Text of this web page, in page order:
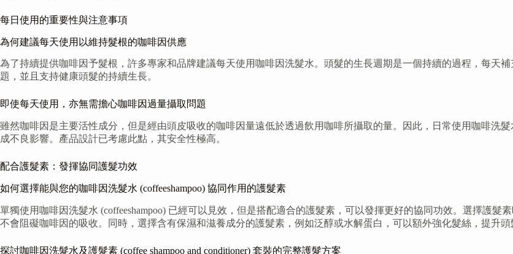
每日使用的重要性與注意事項
為何建議每天使用以維持髮根的咖啡因供應
為了持續提供咖啡因予髮根，許多專家和品牌建議每天使用咖啡因洗髮水。頭髮的生長週期是一個持續的過程，每天
題，並且支持健康頭髮的持續生長。
即使每天使用，亦無需擔心咖啡因過量攝取問題
雖然咖啡因是主要活性成分，但是經由頭皮吸收的咖啡因量遠低於透過飲用咖啡所攝取的量。因此，日常使用咖啡洗
成不良影響。產品設計已考慮此點，其安全性極高。
配合護髮素：發揮協同護髮功效
如何選擇能與您的咖啡因洗髮水 (coffeeshampoo) 協同作用的護髮素
單獨使用咖啡因洗髮水 (coffeeshampoo) 已經可以見效，但是搭配適合的護髮素，可以發揮更好的協同功效。選擇護
不會阻礙咖啡因的吸收。同時，選擇含有保濕和滋養成分的護髮素，例如泛醇或水解蛋白，可以額外強化髮絲，提升頭
探討咖啡因洗髮水及護髮素 (coffee shampoo and conditioner) 套裝的完整護髮方案